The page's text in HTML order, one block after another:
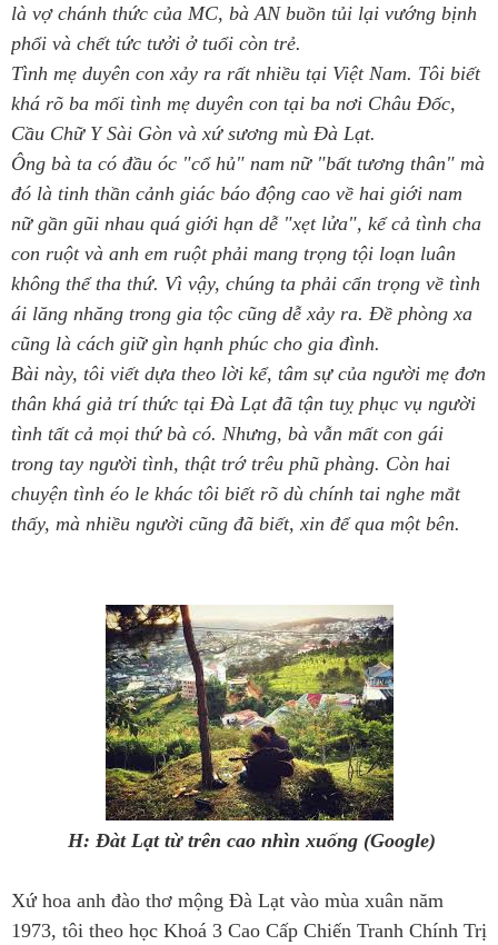
là vợ chánh thức của MC, bà AN buồn tủi lại vướng bịnh
phổi và chết tức tưởi ở tuổi còn trẻ.
Tình mẹ duyên con xảy ra rất nhiều tại Việt Nam. Tôi biết
khá rõ ba mối tình mẹ duyên con tại ba nơi Châu Đốc,
Cầu Chữ Y Sài Gòn và xứ sương mù Đà Lạt.
Ông bà ta có đầu óc "cổ hủ" nam nữ "bất tương thân" mà
đó là tinh thần cảnh giác báo động cao về hai giới nam
nữ gần gũi nhau quá giới hạn dễ "xẹt lửa", kể cả tình cha
con ruột và anh em ruột phải mang trọng tội loạn luân
không thể tha thứ. Vì vậy, chúng ta phải cẩn trọng về tình
ái lăng nhăng trong gia tộc cũng dễ xảy ra. Đề phòng xa
cũng là cách giữ gìn hạnh phúc cho gia đình.
Bài này, tôi viết dựa theo lời kể, tâm sự của người mẹ đơn
thân khá giả trí thức tại Đà Lạt đã tận tuỵ phục vụ người
tình tất cả mọi thứ bà có. Nhưng, bà vẫn mất con gái
trong tay người tình, thật trớ trêu phũ phàng. Còn hai
chuyện tình éo le khác tôi biết rõ dù chính tai nghe mắt
thấy, mà nhiều người cũng đã biết, xin để qua một bên.
H: Đàt Lạt từ trên cao nhìn xuống (Google)
Xứ hoa anh đào thơ mộng Đà Lạt vào mùa xuân năm
1973, tôi theo học Khoá 3 Cao Cấp Chiến Tranh Chính Trị